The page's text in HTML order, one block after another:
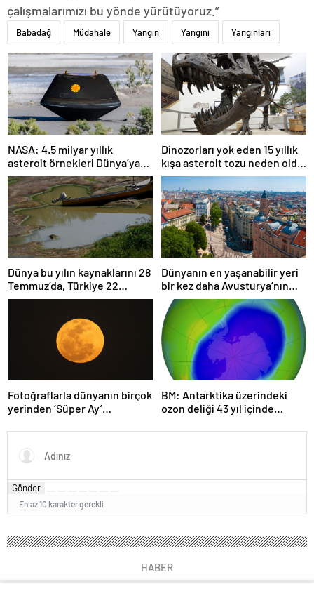
çalışmalarımızı bu yönde yürütüyoruz.”
Babadağ Müdahale Yangın Yangını Yangınları
NASA: 4.5 milyar yıllık
asteroit örnekleri Dünya’ya
getirildi; yaşamın
başlangıcına ışık tutabilir
Dinozorları yok eden 15 yıllık
kışa asteroit tozu neden oldu
| Araştırma
Dünya bu yılın kaynaklarını 28
Temmuz’da, Türkiye 22
Haziran’da tüketti
Dünyanın en yaşanabilir yeri
bir kez daha Avusturya’nın
başkenti Viyana oldu
Fotoğraflarla dünyanın birçok
yerinden ‘Süper Ay’
BM: Antarktika üzerindeki
ozon deliği 43 yıl içinde
Gönder
En az 10 karakter gerekli
HABER